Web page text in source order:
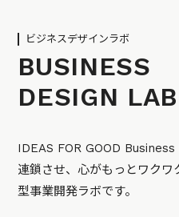
ビジネスデザインラボ
BUSINESS
DESIGN LAB
IDEAS FOR GOOD
連鎖させ、心がもっとワクワ
型事業開発ラボです。